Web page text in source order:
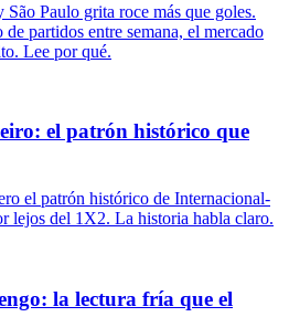
Paulo grita roce más que goles.
partidos entre semana, el mercado
Lee por qué.
el patrón histórico que
el patrón histórico de Internacional-
lejos del 1X2. La historia habla claro.
la lectura fría que el